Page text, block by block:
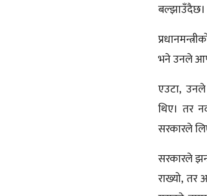
बल्झाउँदैछ।
भने उनले
एउटा,
थिए। तर
सरकारले
सरकारले
राख्यो, तर